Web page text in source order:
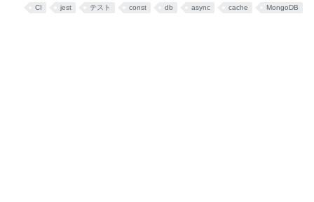
Jest + Mongo DB + Circle CI を利用しています。 しか
CI jest テスト const db async cache MongoDB